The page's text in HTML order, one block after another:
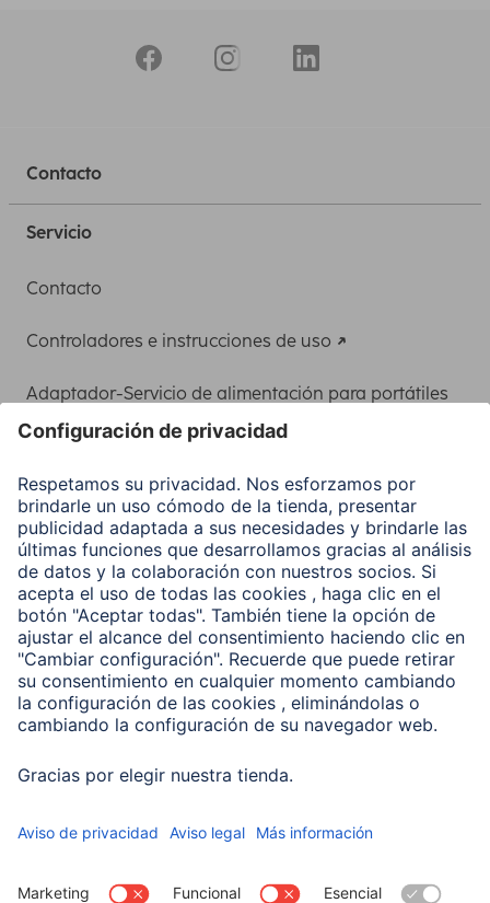
Contacto
Servicio
Contacto
Controladores e instrucciones de uso
Adaptador-Servicio de alimentación para portátiles
Clientes online
Conviértete en distribuidor
Compañía
Historia de la empresa
Hama en todo el Mundo
Sostenibilidad
Business-Portal